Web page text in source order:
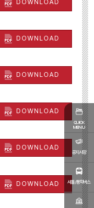
QUICK
MENU
공지사항
셔틀/통학버스
DOWNLOAD
DOWNLOAD
DOWNLOAD
DOWNLOAD
DOWNLOAD
DOWNLOAD